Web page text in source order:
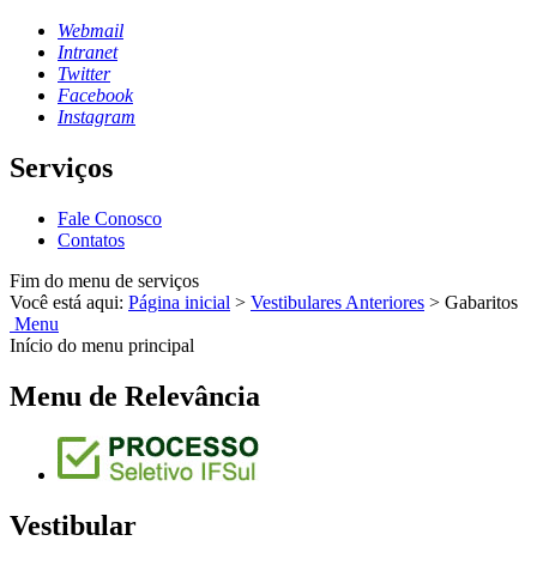
Webmail
Intranet
Twitter
Facebook
Instagram
Serviços
Fale Conosco
Contatos
Fim do menu de serviços
Você está aqui: Página inicial > Vestibulares Anteriores > Gabaritos
Menu
Início do menu principal
Menu de Relevância
Vestibular